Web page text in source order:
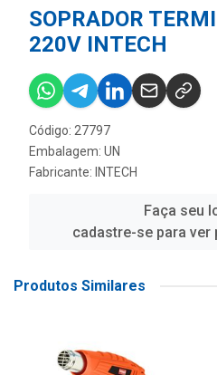
SOPRADOR
220V INTECH
Código: 27797
Embalagem: UN
Fabricante: INTECH
Faça seu
cadastre-se para
Produtos Similares